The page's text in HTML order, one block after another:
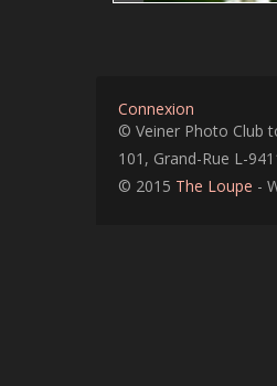
Connexion
© Veiner Photo Club
101, Grand-Rue L-
© 2015 The Loupe -